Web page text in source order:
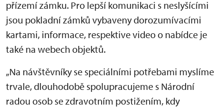
přízemí zámku. Pro lepší komunikaci s neslyšícími
jsou pokladní zámků vybaveny dorozumívacími
kartami, informace, respektive video o nabídce je
také na webech objektů.
„Na návštěvníky se speciálními potřebami myslíme
trvale, dlouhodobě spolupracujeme s Národní
radou osob se zdravotním postižením, kdy